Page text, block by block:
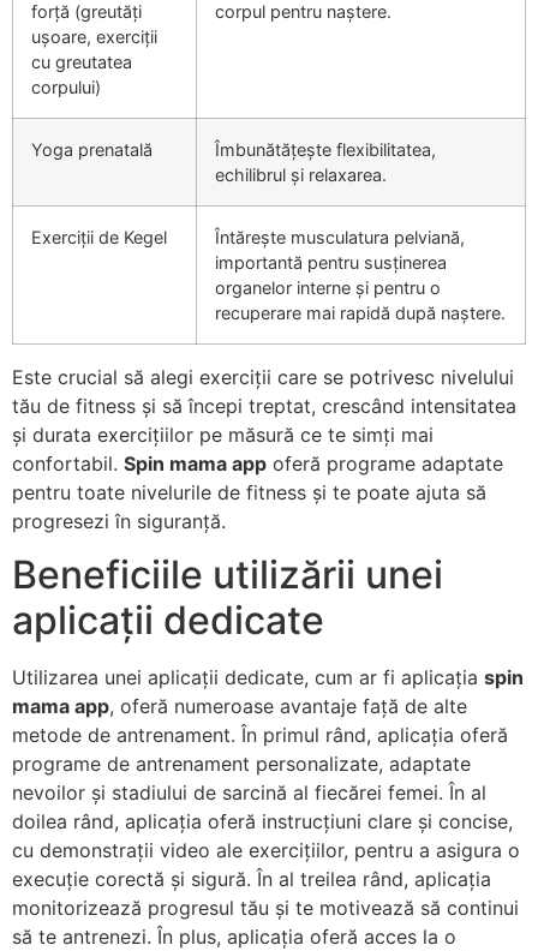
forță (greutăți
ușoare, exerciții
cu greutatea
corpului)
corpul pentru naștere.
Yoga prenatală
Îmbunătățește flexibilitatea,
echilibrul și relaxarea.
Exerciții de Kegel
Întărește musculatura pelviană,
importantă pentru susținerea
organelor interne și pentru o
recuperare mai rapidă după naștere.
Este crucial să alegi exerciții care se potrivesc nivelului
tău de fitness și să începi treptat, crescând intensitatea
și durata exercițiilor pe măsură ce te simți mai
confortabil. Spin mama app oferă programe adaptate
pentru toate nivelurile de fitness și te poate ajuta să
progresezi în siguranță.
Beneficiile utilizării unei
aplicații dedicate
Utilizarea unei aplicații dedicate, cum ar fi aplicația spin
mama app, oferă numeroase avantaje față de alte
metode de antrenament. În primul rând, aplicația oferă
programe de antrenament personalizate, adaptate
nevoilor și stadiului de sarcină al fiecărei femei. În al
doilea rând, aplicația oferă instrucțiuni clare și concise,
cu demonstrații video ale exercițiilor, pentru a asigura o
execuție corectă și sigură. În al treilea rând, aplicația
monitorizează progresul tău și te motivează să continui
să te antrenezi. În plus, aplicația oferă acces la o